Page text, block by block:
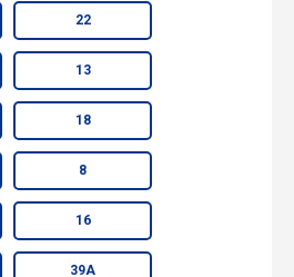
22
13
18
8
16
39А